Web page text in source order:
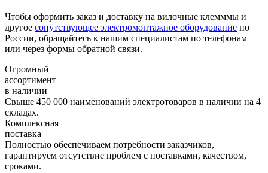
Чтобы оформить заказ и доставку на вилочные клемммы и
другое сопутствующее электромонтажное оборудование по
России, обращайтесь к нашим специалистам по телефонам
или через формы обратной связи.
Огромный
ассортимент
в наличии
Свыше 450 000 наименований электротоваров в наличии на 4
складах.
Комплексная
поставка
Полностью обеспечиваем потребности заказчиков,
гарантируем отсутствие проблем с поставками, качеством,
сроками.